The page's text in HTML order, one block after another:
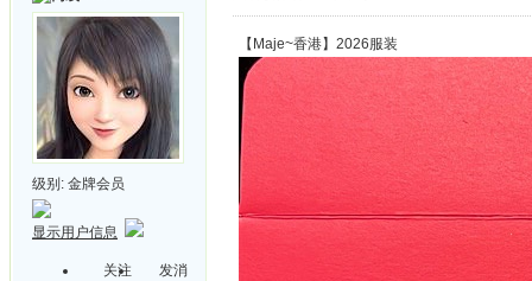
级别: 金牌会员
显示用户信息
关注
发消
【Maje~香港】2026服装